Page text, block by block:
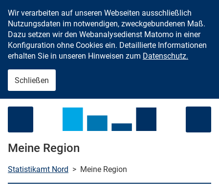
Zum Inhalt springen
Wir verarbeiten auf unseren Webseiten ausschließlich
Nutzungsdaten im notwendigen, zweckgebundenen Maß.
Dazu setzen wir den Webanalysedienst Matomo in einer
Konfiguration ohne Cookies ein. Detaillierte Informationen
erhalten Sie in unseren Hinweisen zum Datenschutz.
Schließen
Meine Region
Statistikamt Nord > Meine Region